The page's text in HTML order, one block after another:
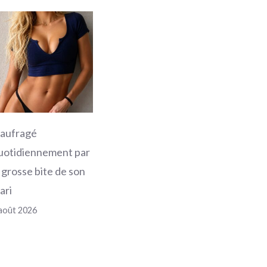
par
grosse bite de son
2026